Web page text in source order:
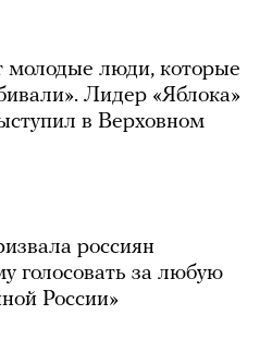
молодые люди, которые
Лидер «Яблока»
в Верховном
россиян
голосовать за любую
России»